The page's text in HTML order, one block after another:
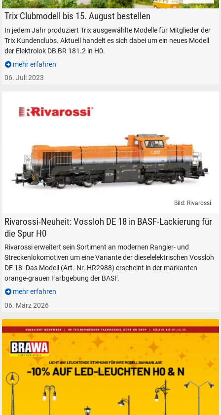
TRIX 25181 Elektrolokomotive BR 181.2 in H0 mit passenden Wagen.
Trix Clubmodell bis 15. August bestellen
In jedem Jahr produziert Trix ausgewählte Modelle für Mitglieder der
Trix Kundenclubs. Aktuell handelt es sich dabei um ein neues Modell
der Elektrolok DB BR 181.2 in H0.
mehr erfahren
06. Juli 2023
Rivarossi HR2988 BASF, dieselelektrische Lokomotive Vossloh DE 18,
Bild: Rivarossi
Rivarossi-Neuheit: Vossloh DE 18 in BASF-Lackierung für
die Spur H0
Rivarossi erweitert sein Sortiment an modernen Rangier- und
Streckenlokomotiven um eine Variante der dieselelektrischen Vossloh
DE 18. Das Modell (Art.-Nr. HR2988) erscheint in der markanten
orange-grauen Farbgebung der BASF.
mehr erfahren
06. März 2026
SUCHEN
alles
Suche ...